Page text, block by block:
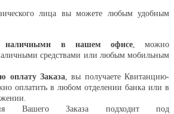
лица вы можете любым удобным
наличными в нашем офисе, можно
средствами или любым мобильным
оплату Заказа , вы получаете Квитанцию-
оплатить в любом отделении банка или в
Вашего Заказа подходит под